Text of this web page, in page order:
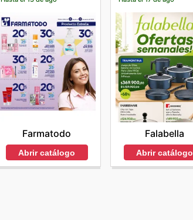
Farmatodo
Abrir catálogo
Falabella
Abrir catálogo